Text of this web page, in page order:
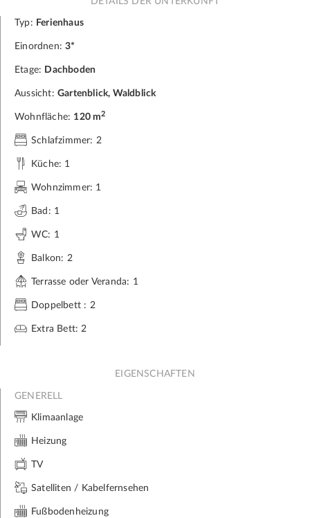
Typ: Ferienhaus
Einordnen: 3*
Etage: Dachboden
Aussicht: Gartenblick, Waldblick
Wohnfläche: 120 m2
Schlafzimmer: 2
Küche: 1
Wohnzimmer: 1
Bad: 1
WC: 1
Balkon: 2
Terrasse oder Veranda: 1
Doppelbett : 2
Extra Bett: 2
EIGENSCHAFTEN
GENERELL
Klimaanlage
Heizung
TV
Satelliten / Kabelfernsehen
Fußbodenheizung